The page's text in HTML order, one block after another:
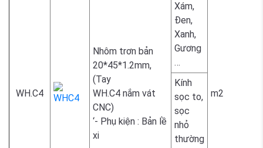
WH.C4
Nhôm trơn bản
20*45*1.2mm,
(Tay
WH.C4 nắm vát
CNC)
‘- Phụ kiện : Bản lề
xi
m2
Xám,
Đen,
Xanh,
Gương
…
Kính
sọc to,
sọc
nhỏ
thường